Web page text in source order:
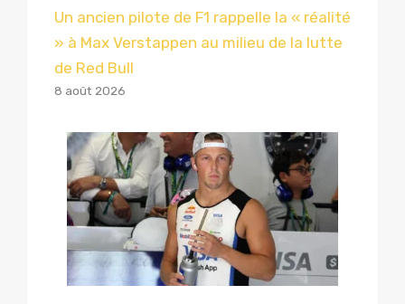
Un ancien pilote de F1 rappelle la « réalité
» à Max Verstappen au milieu de la lutte
de Red Bull
8 août 2026